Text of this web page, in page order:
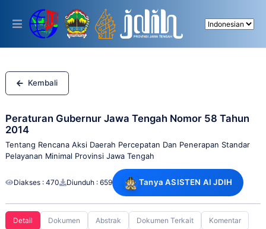
This
includes
accessibility
system.
Kembali
Peraturan Gubernur Jawa Tengah Nomor 58 Tahun
2014
Tentang Rencana Aksi Daerah Percepatan Dan Penerapan Standar
Pelayanan Minimal Provinsi Jawa Tengah
Diakses : 470 Diunduh : 659 Tanya ASISTEN AI JDIH
Detail Dokumen Abstrak Dokumen Terkait Komentar